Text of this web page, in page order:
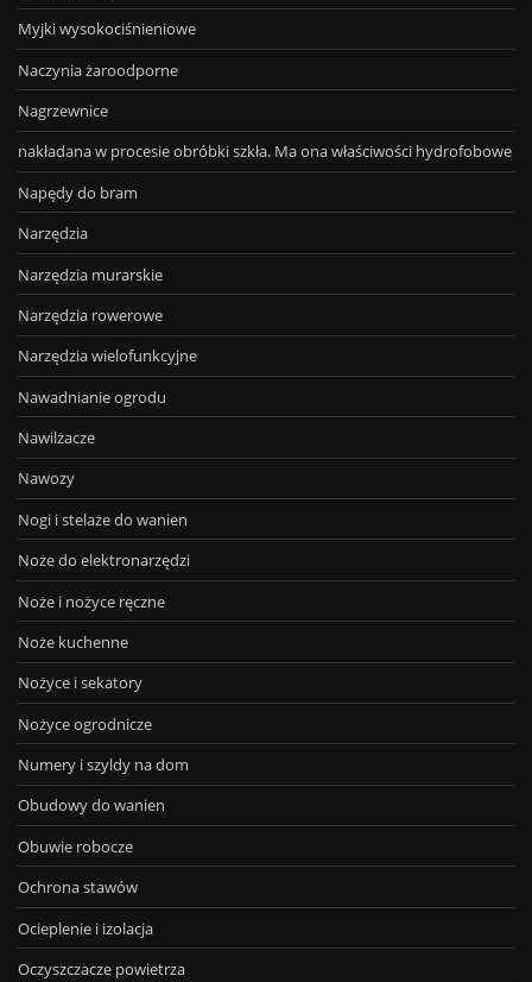
Myjki wysokociśnieniowe
Naczynia żaroodporne
Nagrzewnice
nakładana w procesie obróbki szkła. Ma ona właściwości hydrofobowe
Napędy do bram
Narzędzia
Narzędzia murarskie
Narzędzia rowerowe
Narzędzia wielofunkcyjne
Nawadnianie ogrodu
Nawilżacze
Nawozy
Nogi i stelaże do wanien
Noże do elektronarzędzi
Noże i nożyce ręczne
Noże kuchenne
Nożyce i sekatory
Nożyce ogrodnicze
Numery i szyldy na dom
Obudowy do wanien
Obuwie robocze
Ochrona stawów
Ocieplenie i izolacja
Oczyszczacze powietrza